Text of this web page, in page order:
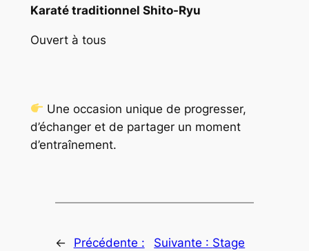
Karaté traditionnel Shito-Ryu
Ouvert à tous
Une occasion unique de progresser,
d’échanger et de partager un moment
d’entraînement.
←
Précédente :
Suivante : Stage